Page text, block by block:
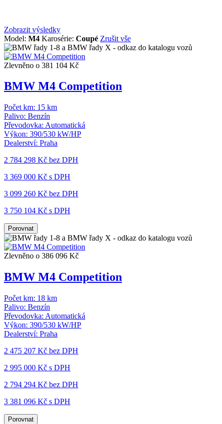
Zobrazit výsledky
Model: M4 Karosérie: Coupé Zrušit vše
Zlevněno o 381 104 Kč
BMW M4 Competition
Počet km: 15 km
Palivo: Benzín
Převodovka: Automatická
Výkon: 390/530 kW/HP
Dealerství: Praha
2 784 298 Kč bez DPH
3 369 000 Kč s DPH
3 099 260 Kč bez DPH
3 750 104 Kč s DPH
Porovnat
Zlevněno o 386 096 Kč
BMW M4 Competition
Počet km: 18 km
Palivo: Benzín
Převodovka: Automatická
Výkon: 390/530 kW/HP
Dealerství: Praha
2 475 207 Kč bez DPH
2 995 000 Kč s DPH
2 794 294 Kč bez DPH
3 381 096 Kč s DPH
Porovnat